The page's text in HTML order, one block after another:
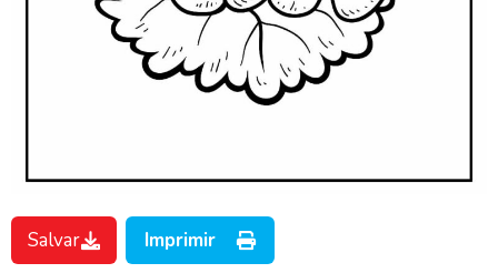
Salvar Imprimir